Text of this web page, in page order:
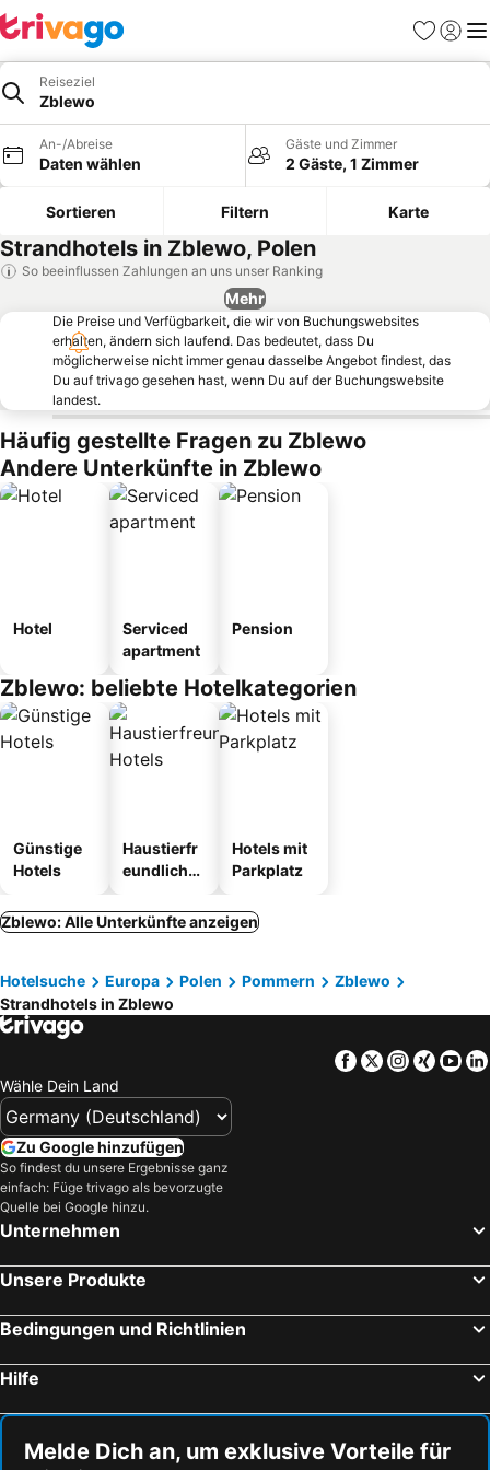
Favoriten
Reiseziel
Zblewo
An-/Abreise
Daten wählen
Gäste und Zimmer
2 Gäste, 1 Zimmer
Sortieren Filtern Karte
Strandhotels in Zblewo, Polen
So beeinflussen Zahlungen an uns unser Ranking
Mehr
Die Preise und Verfügbarkeit, die wir von Buchungswebsites
erhalten, ändern sich laufend. Das bedeutet, dass Du
möglicherweise nicht immer genau dasselbe Angebot findest, das
Du auf trivago gesehen hast, wenn Du auf der Buchungswebsite
landest.
Häufig gestellte Fragen zu Zblewo
Andere Unterkünfte in Zblewo
Hotel
Serviced
apartment
Pension
Zblewo: beliebte Hotelkategorien
Günstige
Hotels
Haustierfr
eundliche
Hotels mit
Parkplatz
Zblewo: Alle Unterkünfte anzeigen
Hotelsuche Europa Polen Pommern
Zblewo
Strandhotels in Zblewo
Facebook
TwitterXing
Wähle Dein Land
Zu Google hinzufügen
So findest du unsere Ergebnisse ganz
einfach: Füge trivago als bevorzugte
Quelle bei Google hinzu.
Unternehmen
Unsere Produkte
Bedingungen und Richtlinien
Hilfe
Melde Dich an, um exklusive Vorteile für